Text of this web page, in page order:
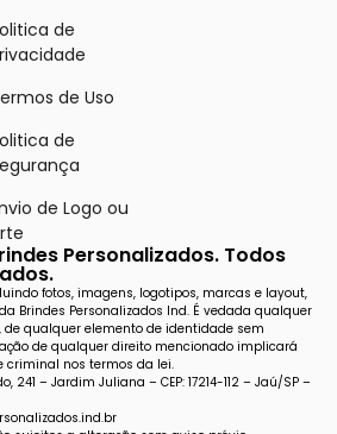
de
de Uso
de
de Logo ou
Personalizados. Todos
fotos, imagens, logotipos, marcas e layout,
Brindes Personalizados Ind. É vedada qualquer
de qualquer elemento de identidade sem
de qualquer direito mencionado implicará
criminal nos termos da lei.
241 – Jardim Juliana – CEP: 17214-112 – Jaú/SP –